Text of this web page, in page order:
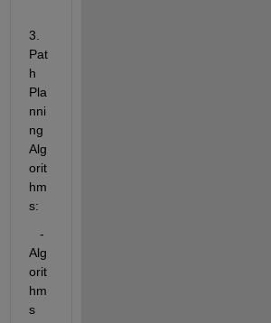
3.
Pat
h
Pla
nni
ng
Alg
orit
hm
s:
   -
Alg
orit
hm
s